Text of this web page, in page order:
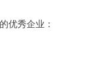
优秀企业：